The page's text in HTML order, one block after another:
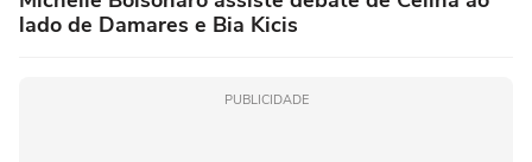
lado de Damares e Bia Kicis
PUBLICIDADE